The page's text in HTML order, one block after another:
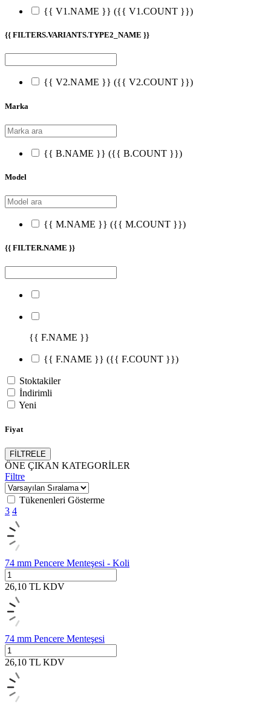
{{ V1.NAME }} ({{ V1.COUNT }})
{{ FILTERS.VARIANTS.TYPE2_NAME }}
{{ V2.NAME }} ({{ V2.COUNT }})
Marka
{{ B.NAME }} ({{ B.COUNT }})
Model
{{ M.NAME }} ({{ M.COUNT }})
{{ FILTER.NAME }}
{{ F.NAME }}
{{ F.NAME }} ({{ F.COUNT }})
Stoktakiler
İndirimli
Yeni
Fiyat
FİLTRELE
ÖNE ÇIKAN KATEGORİLER
Filtre
Tükenenleri Gösterme
3 4
74 mm Pencere Menteşesi - Koli
26,10 TL KDV
74 mm Pencere Menteşesi
26,10 TL KDV